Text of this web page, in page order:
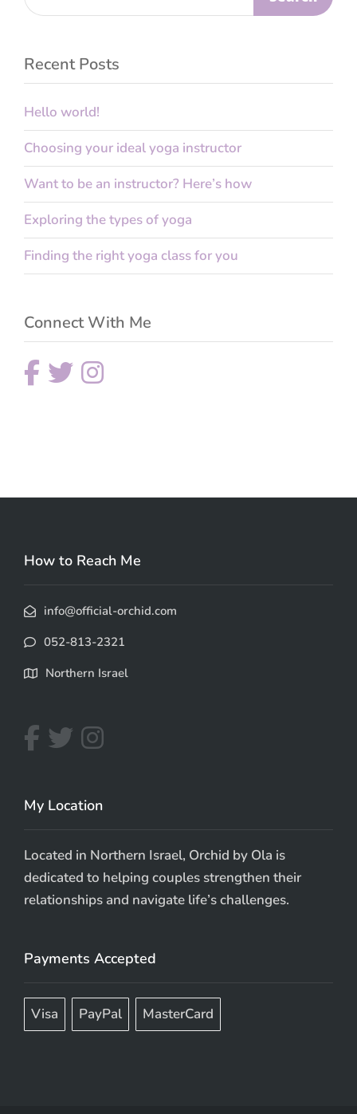
Recent Posts
Hello world!
Choosing your ideal yoga instructor
Want to be an instructor? Here’s how
Exploring the types of yoga
Finding the right yoga class for you
Connect With Me
How to Reach Me
info@official-orchid.com
052-813-2321
Northern Israel
My Location
Located in Northern Israel, Orchid by Ola is
dedicated to helping couples strengthen their
relationships and navigate life’s challenges.
Payments Accepted
Visa PayPal MasterCard